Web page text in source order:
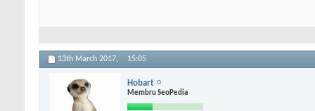
13th March 2017, 15:05
Hobart
Membru SeoPedia